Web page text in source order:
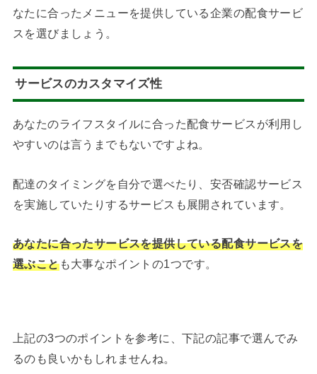
なたに合ったメニューを提供している企業の配食サービ
スを選びましょう。
サービスのカスタマイズ性
あなたのライフスタイルに合った配食サービスが利用し
やすいのは言うまでもないですよね。
配達のタイミングを自分で選べたり、安否確認サービス
を実施していたりするサービスも展開されています。
あなたに合ったサービスを提供している配食サービスを
選ぶことも大事なポイントの1つです。
上記の3つのポイントを参考に、下記の記事で選んでみ
るのも良いかもしれませんね。